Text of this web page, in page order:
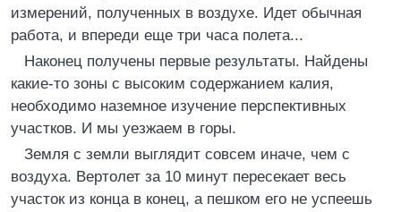
измерений, полученных в воздухе. Идет обычная
работа, и впереди еще три часа полета...
Наконец получены первые результаты. Найдены
какие-то зоны с высоким содержанием калия,
необходимо наземное изучение перспективных
участков. И мы уезжаем в горы.
Земля с земли выглядит совсем иначе, чем с
воздуха. Вертолет за 10 минут пересекает весь
участок из конца в конец, а пешком его не успеешь